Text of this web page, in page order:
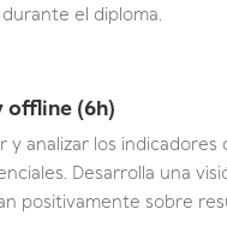
el diploma.
offline (6h)
analizar los
Desarrolla una
positivamente sobre